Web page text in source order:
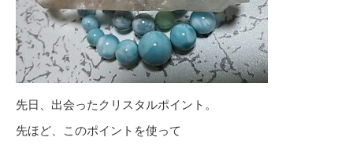
先日、出会ったクリスタルポイント。
先ほど、このポイントを使って